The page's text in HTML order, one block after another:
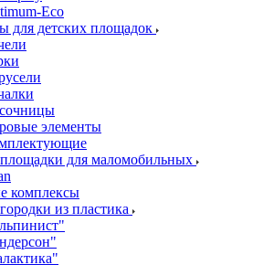
Еco
для детских площадок
элементы
для маломобильных
комплексы
из пластика